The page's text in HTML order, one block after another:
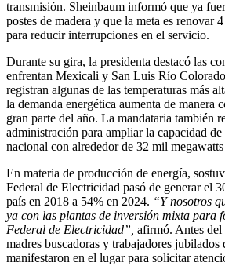
transmisión. Sheinbaum informó que ya
postes de madera y que la meta es renovar
para reducir interrupciones en el servicio.
Durante su gira, la presidenta destacó las
enfrentan Mexicali y San Luis Río
registran algunas de las temperaturas más
la demanda energética aumenta de manera
gran parte del año. La mandataria también
administración para ampliar la capacidad
nacional con alrededor de 32 mil
En materia de producción de energía,
Federal de Electricidad pasó de generar el
país en 2018 a 54% en 2024. “Y nosotros
ya con las plantas de inversión mixta para
Federal de Electricidad”, afirmó. Antes
madres buscadoras y trabajadores jubilados
manifestaron en el lugar para solicitar